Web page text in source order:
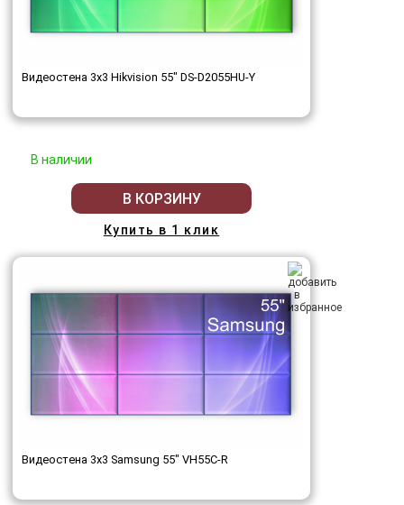
Видеостена 3x3 Hikvision 55" DS-D2055HU-Y
В наличии
В КОРЗИНУ
Купить в 1 клик
Видеостена 3x3 Samsung 55" VH55C-R